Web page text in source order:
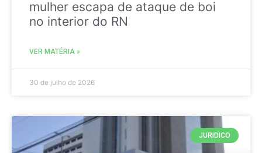
mulher escapa de ataque de boi
no interior do RN
VER MATÉRIA »
30 de julho de 2026
JURIDICO